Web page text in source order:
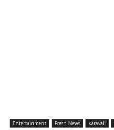
Entertainment Fresh News karavali